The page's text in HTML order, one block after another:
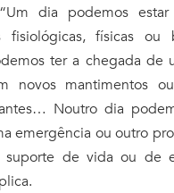
dia podemos
fisiológicas, físicas ou
ter a chegada de
novos mantimentos
Noutro dia
emergência ou outro
suporte de vida ou de